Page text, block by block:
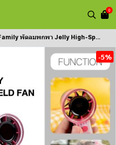
0
ดลมพกพา Jelly High-Speed Handheld Fan 2000mAh
-5%